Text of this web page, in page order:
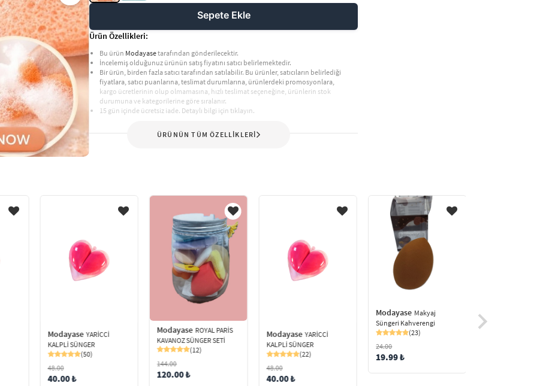
Sepete Ekle
Ürün Özellikleri:
Bu ürün Modayasetarafından gönderilecektir.
İncelemiş olduğunuz ürünün satış fiyatını satıcı belirlemektedir.
Bir ürün, birden fazla satıcı tarafından satılabilir. Bu ürünler, satıcıların belirlediği
fiyatlara, satıcı puanlarına, teslimat durumlarına, ürünlerdeki promosyonlara,
kargo ücretlerinin olup olmamasına, hızlı teslimat seçeneğine, ürünlerin stok
durumuna ve kategorilerine göre sıralanır.
15 gün içinde ücretsiz iade. Detaylı bilgi için tıklayın.
ÜRÜNÜN TÜM ÖZELLİKLERİ
Modayase YARİCCİ
KALPLİ SÜNGER
(50)
48.00
40.00 ₺
Modayase ROYAL PARİS
KAVANOZ SÜNGER SETİ
(12)
144.00
120.00 ₺
Modayase YARİCCİ
KALPLİ SÜNGER
(22)
48.00
40.00 ₺
Modayase Makyaj
Süngeri Kahverengi
(23)
24.00
19.99 ₺